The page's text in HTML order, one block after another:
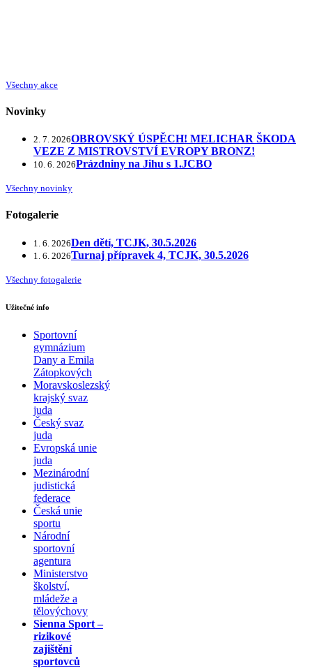
Všechny akce
Novinky
2. 7. 2026OBROVSKÝ ÚSPĚCH! MELICHAR ŠKODA
VEZE Z MISTROVSTVÍ EVROPY BRONZ!
10. 6. 2026Prázdniny na Jihu s 1.JCBO
Všechny novinky
Fotogalerie
1. 6. 2026Den dětí, TCJK, 30.5.2026
1. 6. 2026Turnaj přípravek 4, TCJK, 30.5.2026
Všechny fotogalerie
Užitečné info
Sportovní
gymnázium
Dany a Emila
Zátopkových
Moravskoslezský
krajský svaz
juda
Český svaz
juda
Evropská unie
juda
Mezinárodní
judistická
federace
Česká unie
sportu
Národní
sportovní
agentura
Ministerstvo
školství,
mládeže a
tělovýchovy
Sienna Sport –
rizikové
zajištění
sportovců